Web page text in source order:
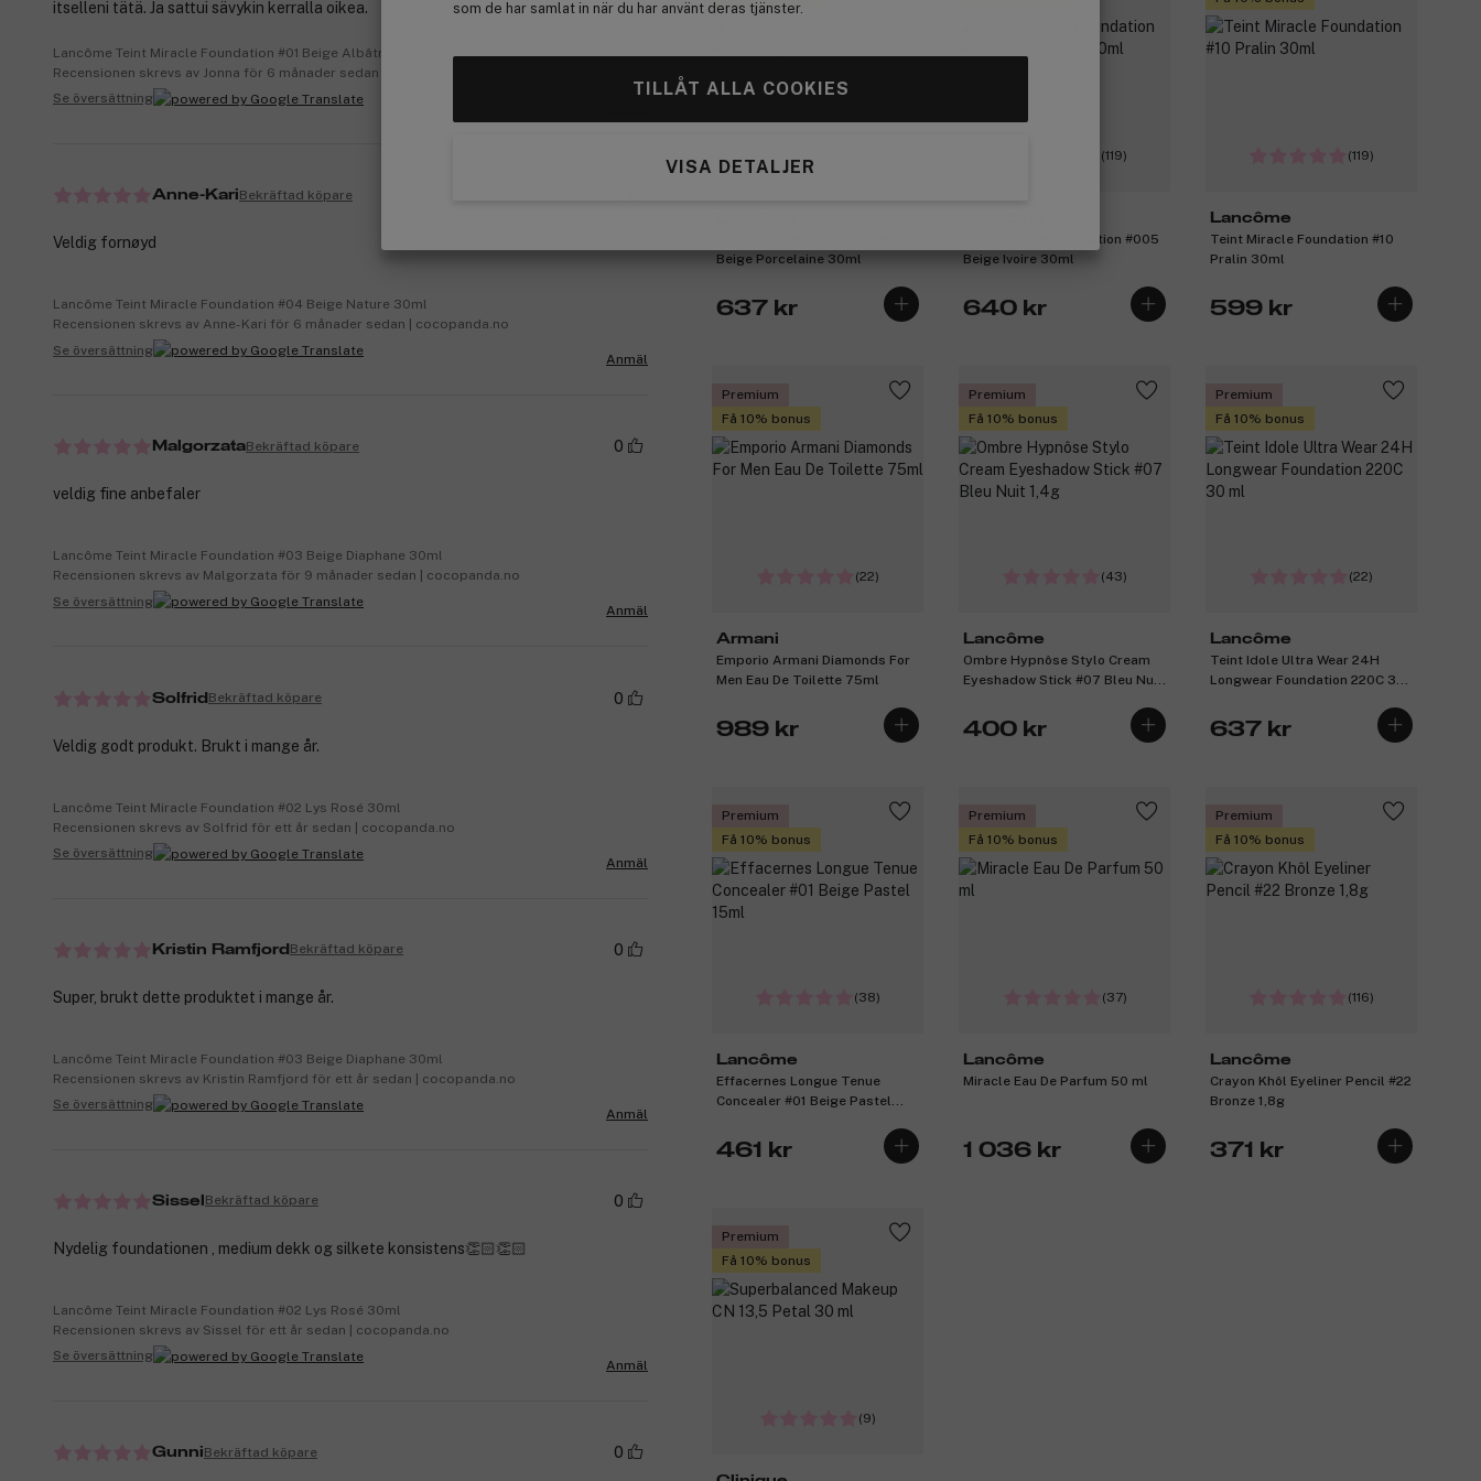
som de har samlat in när du har använt deras tjänster.
TILLÅT ALLA COOKIES
VISA DETALJER
Beige Porcelaine 30ml
637 kr
(119)
Teint Miracle Foundation #005
Beige Ivoire 30ml
640 kr
(119)
Lancôme
Teint Miracle Foundation #10
Pralin 30ml
599 kr
Premium
Få 10% bonus
(22)
Armani
Emporio Armani Diamonds For
Men Eau De Toilette 75ml
989 kr
Premium
Få 10% bonus
(43)
Lancôme
Ombre Hypnôse Stylo Cream
Eyeshadow Stick #07 Bleu Nuit
400 kr
Premium
Få 10% bonus
(22)
Lancôme
Teint Idole Ultra Wear 24H
Longwear Foundation 220C 30
637 kr
Premium
Få 10% bonus
(38)
Lancôme
Effacernes Longue Tenue
Concealer #01 Beige Pastel
461 kr
Premium
Få 10% bonus
(37)
Lancôme
Miracle Eau De Parfum 50 ml
1 036 kr
Premium
Få 10% bonus
(116)
Lancôme
Crayon Khôl Eyeliner Pencil #22
Bronze 1,8g
371 kr
Premium
Få 10% bonus
(9)
itselleni tätä. Ja sattui sävykin kerralla oikea.
Lancôme Teint Miracle Foundation #01 Beige Albâtre 30ml
Recensionen skrevs av Jonna för 6 månader sedan | cocopanda.fi
Se översättning
Anne-KariBekräftad köpare
Veldig fornøyd
Lancôme Teint Miracle Foundation #04 Beige Nature 30ml
Recensionen skrevs av Anne-Kari för 6 månader sedan | cocopanda.no
Se översättning
Anmäl
MalgorzataBekräftad köpare 0
veldig fine anbefaler
Lancôme Teint Miracle Foundation #03 Beige Diaphane 30ml
Recensionen skrevs av Malgorzata för 9 månader sedan | cocopanda.no
Se översättning
Anmäl
Solfrid Bekräftad köpare 0
Veldig godt produkt. Brukt i mange år.
Lancôme Teint Miracle Foundation #02 Lys Rosé 30ml
Recensionen skrevs av Solfrid för ett år sedan | cocopanda.no
Se översättning
Anmäl
Kristin Ramfjord Bekräftad köpare 0
Super, brukt dette produktet i mange år.
Lancôme Teint Miracle Foundation #03 Beige Diaphane 30ml
Recensionen skrevs av Kristin Ramfjord för ett år sedan | cocopanda.no
Se översättning
Anmäl
Sissel Bekräftad köpare 0
Nydelig foundationen , medium dekk og silkete konsistens👏🏻👏🏻
Lancôme Teint Miracle Foundation #02 Lys Rosé 30ml
Recensionen skrevs av Sissel för ett år sedan | cocopanda.no
Se översättning
Anmäl
GunniBekräftad köpare 0